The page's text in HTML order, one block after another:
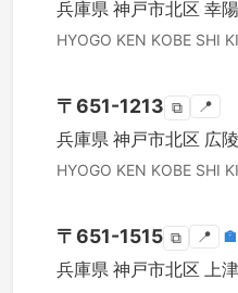
兵庫県 神戸市北区 幸
HYOGO KEN KOBE SHI
〒651-1213 ⧉ 📍
兵庫県 神戸市北区 広
HYOGO KEN KOBE SHI
〒651-1515 ⧉ 📍 🏣
兵庫県 神戸市北区 上